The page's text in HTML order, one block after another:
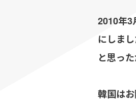
2010年3
にしま
と思っ
韓国は